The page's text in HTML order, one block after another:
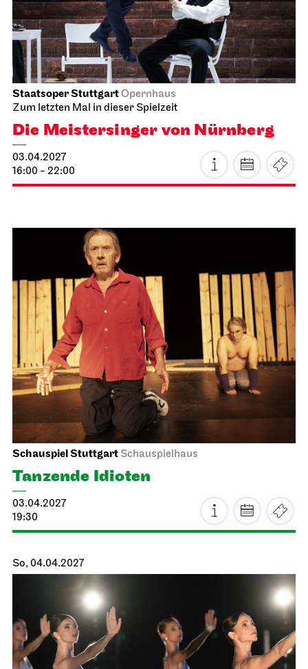
JOiNNord
Chaos
17.03.2027
19:00 - 20:30
Stuttgarter Ballett
Opernhaus
Ballettabend
MODERN ELEGIES
17.03.2027
19:00
Do, 18.03.2027